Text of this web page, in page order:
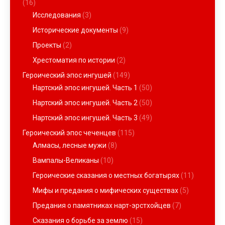
(16)
Исследования (3)
Исторические документы (9)
Проекты (2)
Хрестоматия по истории (2)
Героический эпос ингушей (149)
Нартский эпос ингушей. Часть 1 (50)
Нартский эпос ингушей. Часть 2 (50)
Нартский эпос ингушей. Часть 3 (49)
Героический эпос чеченцев (115)
Алмасы, лесные мужи (8)
Вампалы-Великаны (10)
Героические сказания о местных богатырях(11)
Мифы и предания о мифических существах(5)
Предания о памятниках нарт-эрстхойцев (7)
Сказания о борьбе за землю (15)